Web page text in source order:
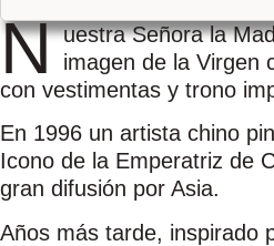
N uestra Señora la
imagen de la Virgen
con vestimentas y trono
En 1996 un artista chino
Icono de la Emperatriz de
gran difusión por Asia.
Años más tarde, inspirado